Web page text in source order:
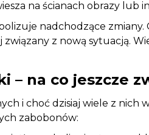
na ścianach obrazy lub
nadchodzące zmiany.
z nową sytuacją.
– na co jeszcze
i choć dzisiaj wiele z nich
zabobonów: